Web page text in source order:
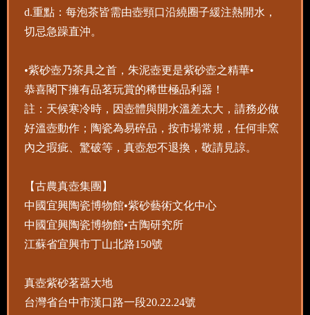
d.重點：每泡茶皆需由壺頸口沿繞圈子緩注熱開水，
切忌急躁直沖。
•紫砂壺乃茶具之首，朱泥壺更是紫砂壺之精華•
恭喜閣下擁有品茗玩賞的稀世極品利器！
註：天候寒冷時，因壺體與開水溫差太大，請務必做
好溫壺動作；陶瓷為易碎品，按市場常規，任何非窯
內之瑕疵、驚破等，真壺恕不退換，敬請見諒。
【古農真壺集團】
中國宜興陶瓷博物館•紫砂藝術文化中心
中國宜興陶瓷博物館•古陶研究所
江蘇省宜興市丁山北路150號
真壺紫砂茗器大地
台灣省台中市漢口路一段20.22.24號